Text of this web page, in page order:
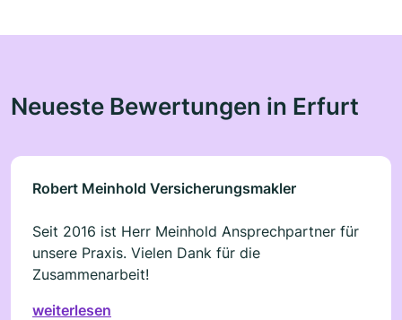
Neueste Bewertungen in Erfurt
Robert Meinhold Versicherungsmakler
Seit 2016 ist Herr Meinhold Ansprechpartner für
unsere Praxis. Vielen Dank für die
Zusammenarbeit!
weiterlesen